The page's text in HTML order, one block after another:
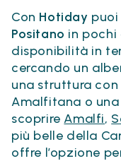
Con Hotiday
Positano in pochi
disponibilità in
cercando un
una struttura
Amalfitana o
scoprireAmalfi,
più belle della
offre l’opzione